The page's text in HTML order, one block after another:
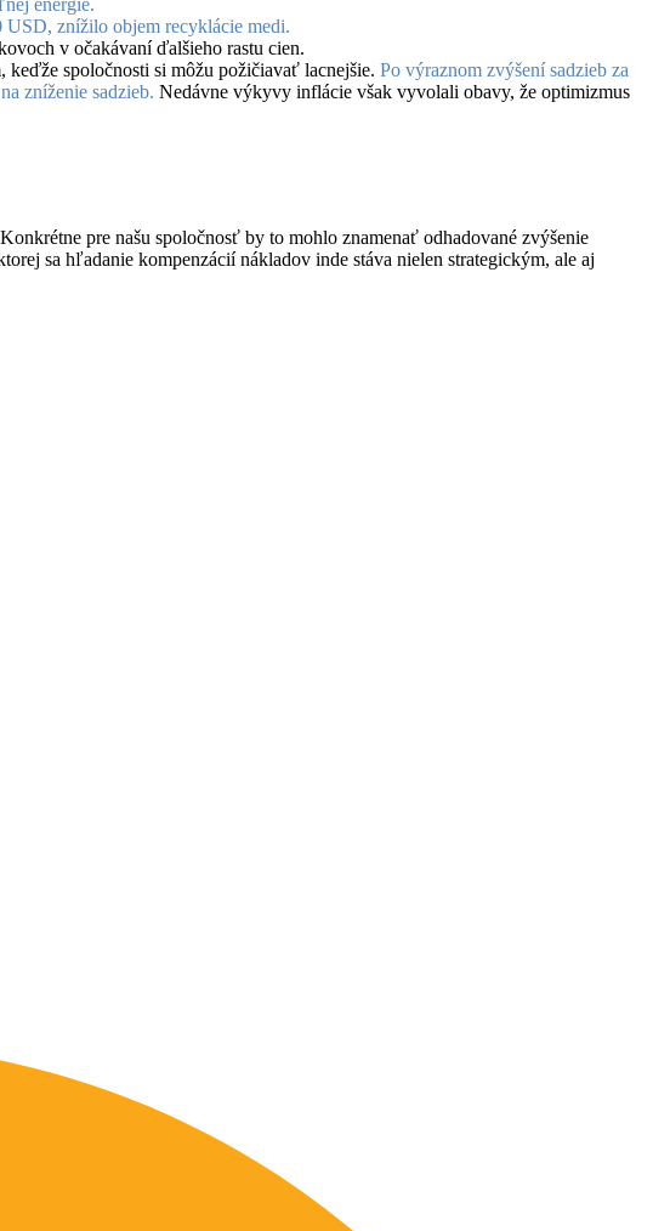
znížilo objem recyklácie medi.
v očakávaní ďalšieho rastu cien.
spoločnosti si môžu požičiavať lacnejšie. Po výraznom zvýšení sadzieb za
zníženie sadzieb. Nedávne výkyvy inflácie však vyvolali obavy, že optimizmus
pre našu spoločnosť by to mohlo znamenať odhadované zvýšenie
sa hľadanie kompenzácií nákladov inde stáva nielen strategickým, ale aj